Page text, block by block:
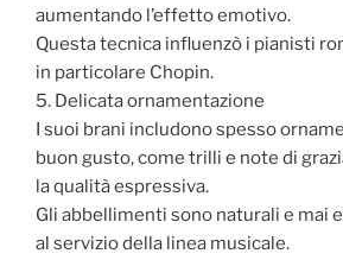
aumentando l’effetto emotivo.
Questa tecnica influenzò i pianisti
in particolare Chopin.
5. Delicata ornamentazione
I suoi brani includono spesso
buon gusto, come trilli e note di
la qualità espressiva.
Gli abbellimenti sono naturali e mai
al servizio della linea musicale.